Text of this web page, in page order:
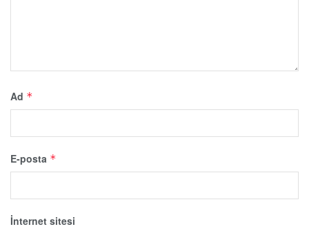
Ad *
E-posta *
İnternet sitesi